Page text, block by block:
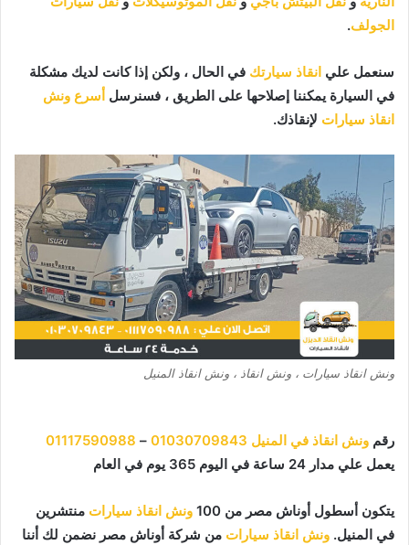
الجولف.
سنعمل علي انقاذ سيارتك في الحال ، ولكن إذا كانت لديك مشكلة
في السيارة يمكننا إصلاحها على الطريق ، فسنرسل أسرع ونش
انقاذ سيارات لإنقاذك.
ونش انقاذ سيارات ، ونش انقاذ ، ونش انقاذ المنيل
رقم ونش انقاذ في المنيل 01030709843
–
01117590988
يعمل علي مدار 24 ساعة في اليوم 365 يوم في العام
يتكون أسطول أوناش مصر من 100 ونش انقاذ سيارات منتشرين
في المنيل. ونش انقاذ سيارات من شركة أوناش مصر نضمن لك أننا